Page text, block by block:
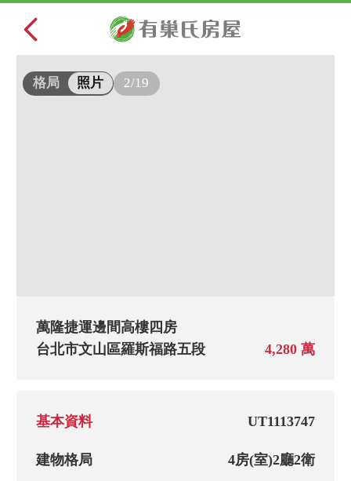
格局 照片 2/19
萬隆捷運邊間高樓四房
台北市文山區羅斯福路五段
4,280 萬
基本資料 UT1113747
建物格局 4房(室)2廳2衛